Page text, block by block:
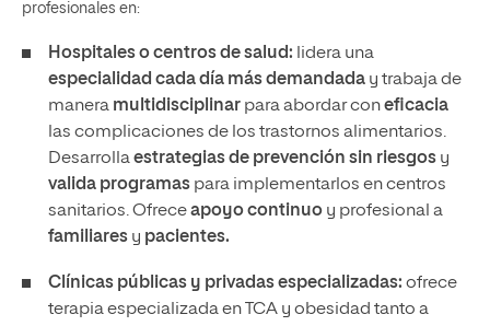
profesionales en:
Hospitales o centros de salud: lidera una
especialidad cada día más demandada y trabaja de
manera multidisciplinar para abordar coneficacia
las complicaciones de los trastornos alimentarios.
Desarrollaestrategias de prevención sin riesgos y
valida programas para implementarlos en centros
sanitarios. Ofreceapoyo continuo y profesional a
familiares y pacientes.
Clínicas públicas y privadas especializadas: ofrece
terapia especializada en TCA y obesidad tanto a